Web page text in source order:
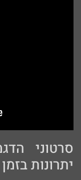
סרטוני
יתרונות